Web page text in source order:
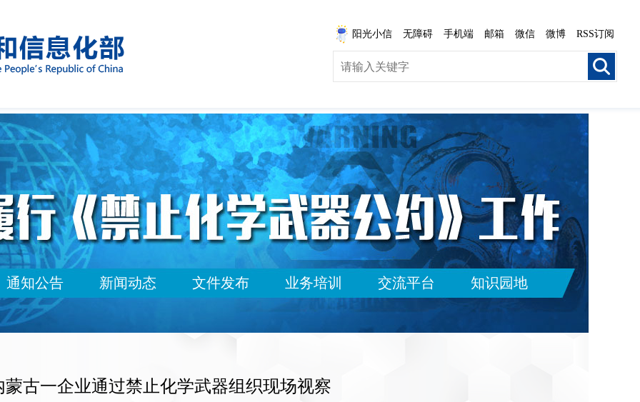
阳光小信 无障碍 手机端 邮箱 微信 微博 RSS订阅
通知公告 新闻动态 文件发布 业务培训 交流平台 知识园地
蒙古一企业通过禁止化学武器组织现场视察